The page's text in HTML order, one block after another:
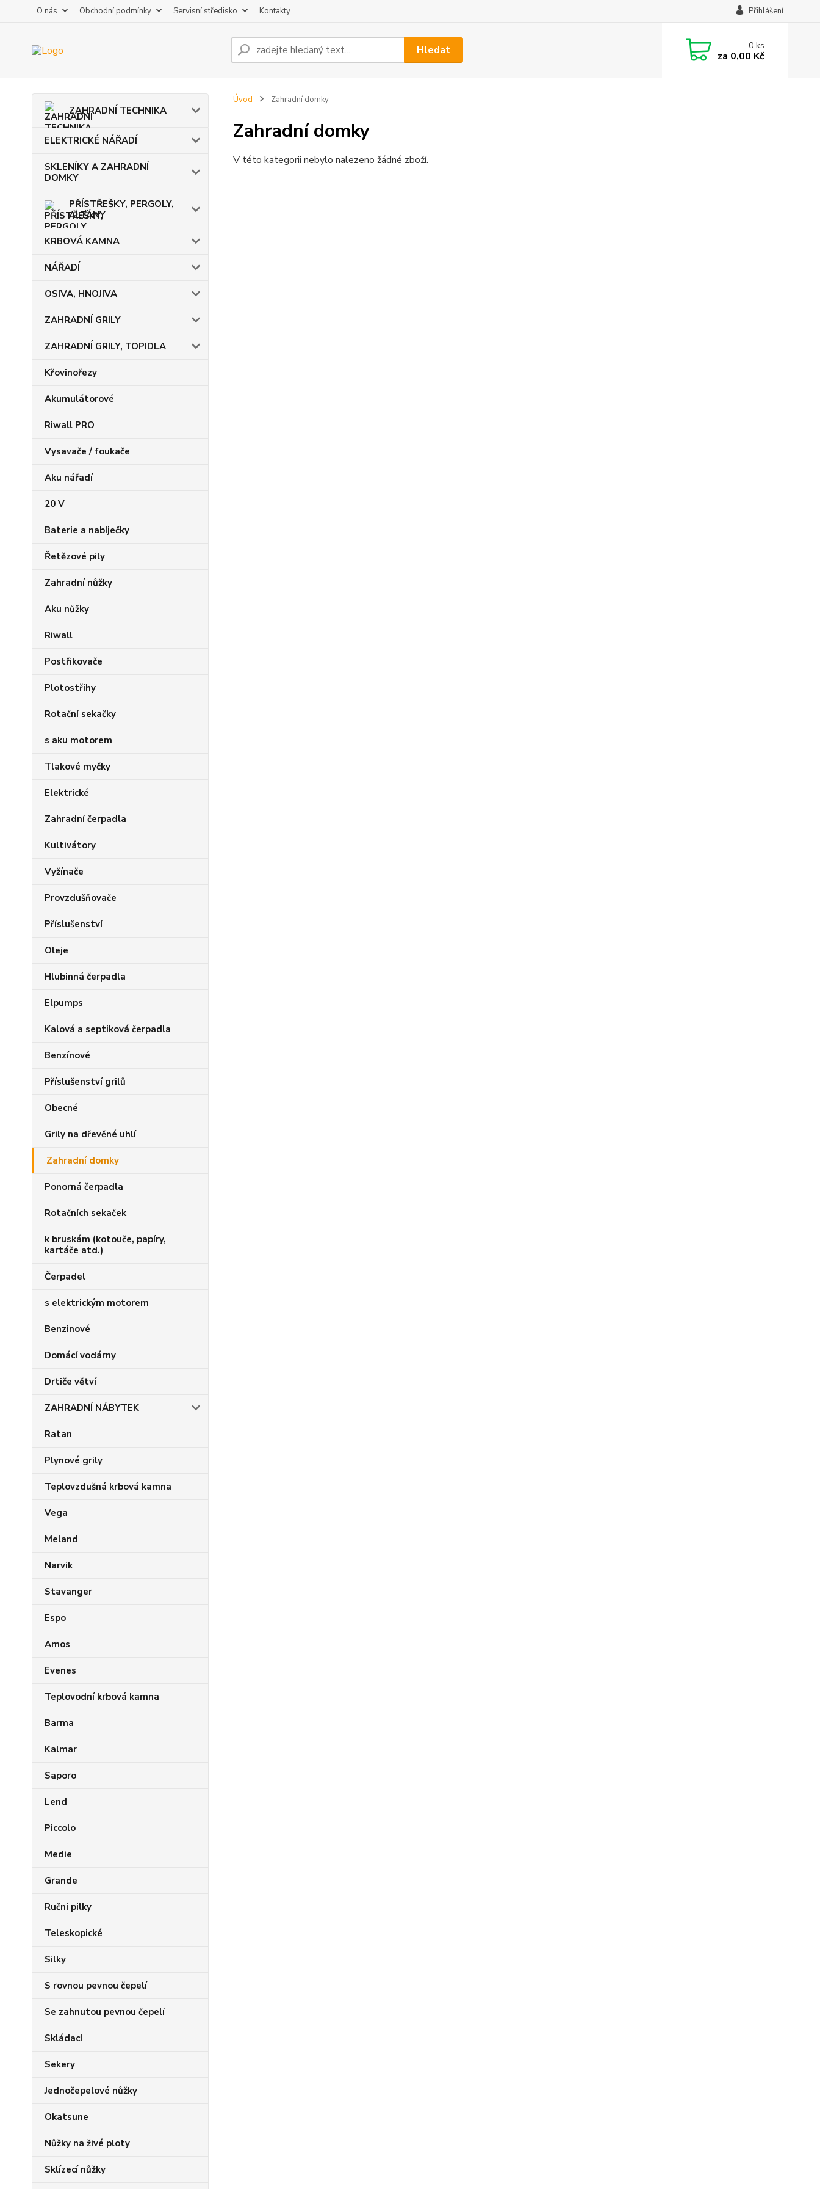
O nás Obchodní podmínky Servisní středisko Kontakty Přihlášení
Hledat 0ks
za 0,00 Kč
ZAHRADNÍ TECHNIKA
ELEKTRICKÉ NÁŘADÍ
SKLENÍKY A ZAHRADNÍ
DOMKY
PŘÍSTŘEŠKY, PERGOLY,
ALTÁNY
KRBOVÁ KAMNA
NÁŘADÍ
OSIVA, HNOJIVA
ZAHRADNÍ GRILY
ZAHRADNÍ GRILY, TOPIDLA
Křovinořezy
Akumulátorové
Riwall PRO
Vysavače / foukače
Aku nářadí
20 V
Baterie a nabíječky
Řetězové pily
Zahradní nůžky
Aku nůžky
Riwall
Postřikovače
Plotostřihy
Rotační sekačky
s aku motorem
Tlakové myčky
Elektrické
Zahradní čerpadla
Kultivátory
Vyžínače
Provzdušňovače
Příslušenství
Oleje
Hlubinná čerpadla
Elpumps
Kalová a septiková čerpadla
Benzínové
Příslušenství grilů
Obecné
Grily na dřevěné uhlí
Zahradní domky
Ponorná čerpadla
Rotačních sekaček
k bruskám (kotouče, papíry,
kartáče atd.)
Čerpadel
s elektrickým motorem
Benzinové
Domácí vodárny
Drtiče větví
ZAHRADNÍ NÁBYTEK
Ratan
Plynové grily
Teplovzdušná krbová kamna
Vega
Meland
Narvik
Stavanger
Espo
Amos
Evenes
Teplovodní krbová kamna
Barma
Kalmar
Saporo
Lend
Piccolo
Medie
Grande
Ruční pilky
Teleskopické
Silky
S rovnou pevnou čepelí
Se zahnutou pevnou čepelí
Skládací
Sekery
Jednočepelové nůžky
Okatsune
Nůžky na živé ploty
Sklízecí nůžky
Úvod Zahradní domky
Zahradní domky
V této kategorii nebylo nalezeno žádné zboží.